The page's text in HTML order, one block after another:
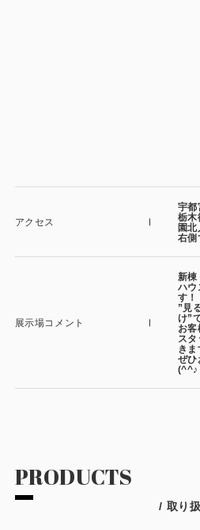
アクセス
宇都
栃木
園
右側
展示場コメント
新棟
ハウ
す！
”見
け”
お客
ス
きま
ぜひ
(^^♪
PRODUCTS
/ 取り